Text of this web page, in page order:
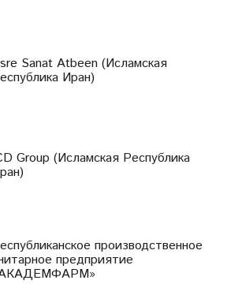
Sanat Atbeen (Исламская
Иран)
Group (Исламская Республика
производственное
предприятие